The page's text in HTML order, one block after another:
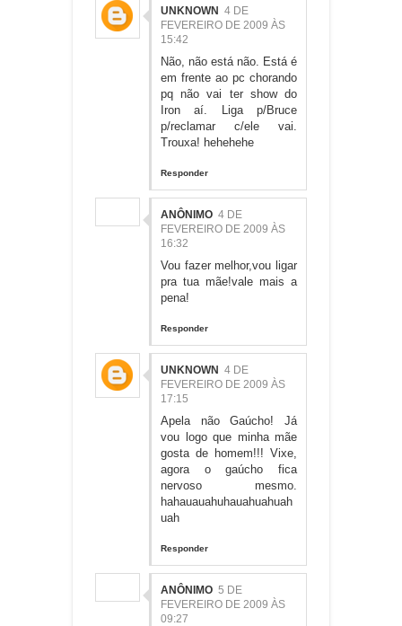
UNKNOWN 4 DE
FEVEREIRO DE 2009 ÀS
15:42
Não, não está não. Está é
em frente ao pc chorando
pq não vai ter show do
Iron aí. Liga p/Bruce
p/reclamar c/ele vai.
Trouxa! hehehehe
Responder
ANÔNIMO 4 DE
FEVEREIRO DE 2009 ÀS
16:32
Vou fazer melhor,vou ligar
pra tua mãe!vale mais a
pena!
Responder
UNKNOWN 4 DE
FEVEREIRO DE 2009 ÀS
17:15
Apela não Gaúcho! Já
vou logo que minha mãe
gosta de homem!!! Vixe,
agora o gaúcho fica
nervoso mesmo.
hahauauahuhauahuahuah
uah
Responder
ANÔNIMO 5 DE
FEVEREIRO DE 2009 ÀS
09:27